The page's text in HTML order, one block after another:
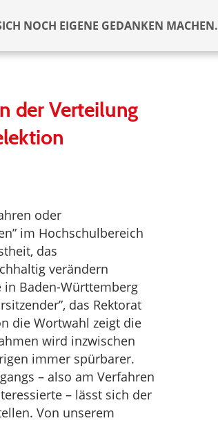
NOCH EIGENE GEDANKEN MACHEN.
der Verteilung
oder
im Hochschulbereich
das
verändern
Baden-Württemberg
das Rektorat
die Wortwahl zeigt die
wird inzwischen
immer spürbarer.
– also am Verfahren
– lässt sich der
Von unserem